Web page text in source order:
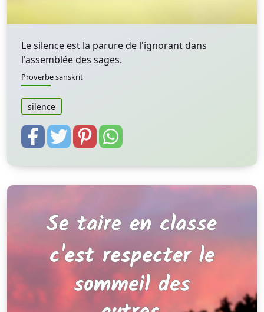
Le silence est la parure de l'ignorant dans
l'assemblée des sages.
Proverbe sanskrit
silence